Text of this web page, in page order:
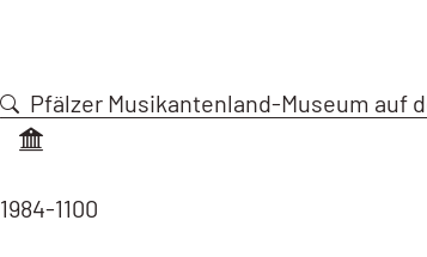
Pfälzer Musikantenland-Museum auf
1984-1100